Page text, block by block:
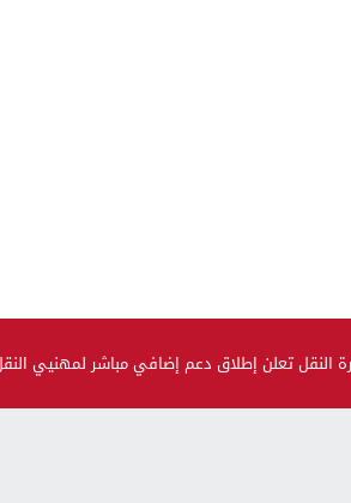
صحة و
النقل تعلن إطلاق دعم إضافي مباشر لمهنيي